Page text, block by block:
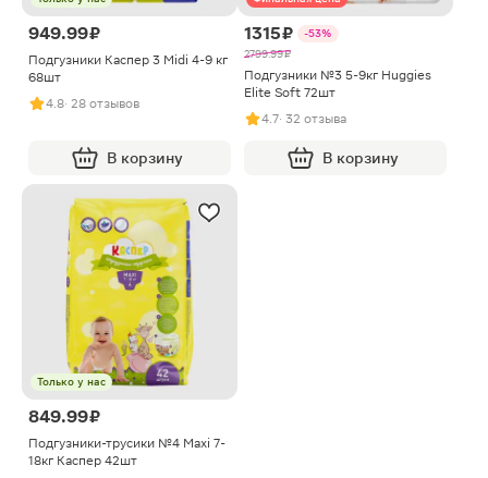
949.99 ₽
Подгузники Каспер 3 Midi 4-9 кг
68шт
4.8· 28 отзывов
В корзину
1315 ₽
-53%
2799.99 ₽
Подгузники №3 5-9кг Huggies
Elite Soft 72шт
4.7· 32 отзыва
В корзину
Только у нас
849.99 ₽
Подгузники-трусики №4 Maxi 7-
18кг Каспер 42шт